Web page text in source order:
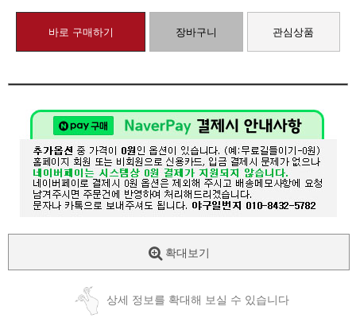
바로 구매하기 장바구니 관심상품
확대보기
상세 정보를 확대해 보실 수 있습니다